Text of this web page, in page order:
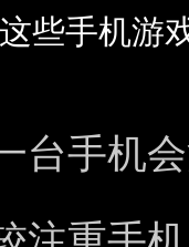
些手机游
台手机